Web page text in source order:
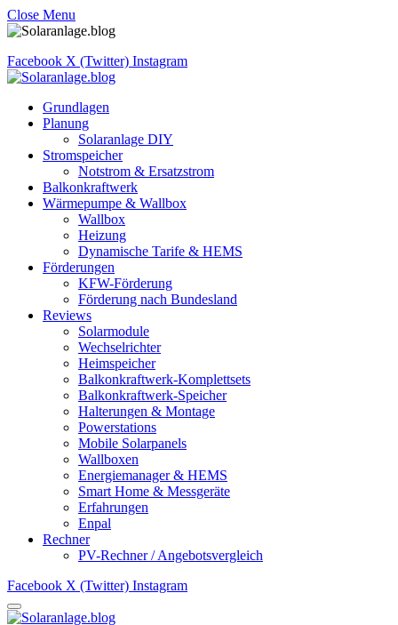
Close Menu
Facebook X (Twitter) Instagram
Grundlagen
Planung
Solaranlage DIY
Stromspeicher
Notstrom & Ersatzstrom
Balkonkraftwerk
Wärmepumpe & Wallbox
Wallbox
Heizung
Dynamische Tarife & HEMS
Förderungen
KFW-Förderung
Förderung nach Bundesland
Reviews
Solarmodule
Wechselrichter
Heimspeicher
Balkonkraftwerk-Komplettsets
Balkonkraftwerk-Speicher
Halterungen & Montage
Powerstations
Mobile Solarpanels
Wallboxen
Energiemanager & HEMS
Smart Home & Messgeräte
Erfahrungen
Enpal
Rechner
PV-Rechner / Angebotsvergleich
Facebook X (Twitter) Instagram